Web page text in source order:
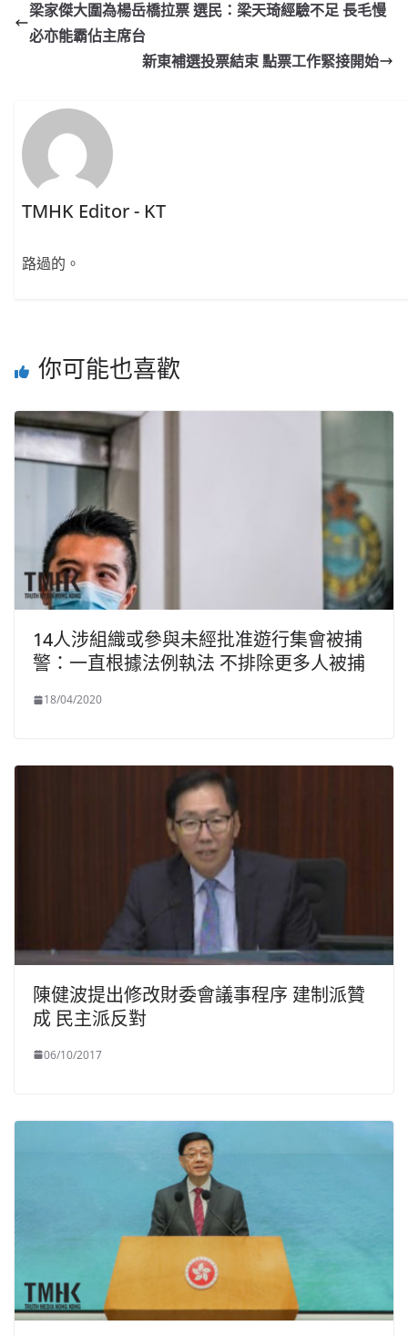
梁家傑大圍為楊岳橋拉票 選民：梁天琦經驗不足 長毛慢
必亦能霸佔主席台
新東補選投票結束 點票工作緊接開始
TMHK Editor - KT
路過的。
你可能也喜歡
14人涉組織或參與未經批准遊行集會被捕
警：一直根據法例執法 不排除更多人被捕
18/04/2020
陳健波提出修改財委會議事程序 建制派贊
成 民主派反對
06/10/2017